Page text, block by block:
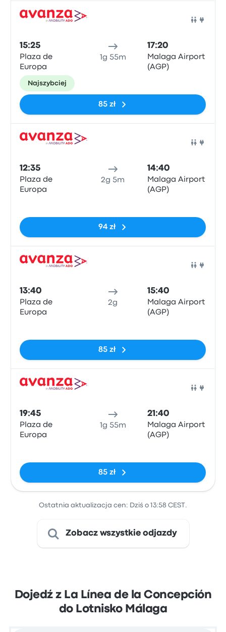
15:25
Plaza de
Europa
1g 55m
17:20
Malaga Airport
(AGP)
Najszybciej
85 zł
12:35
Plaza de
Europa
2g 5m
14:40
Malaga Airport
(AGP)
94 zł
13:40
Plaza de
Europa
2g
15:40
Malaga Airport
(AGP)
85 zł
19:45
Plaza de
Europa
1g 55m
21:40
Malaga Airport
(AGP)
85 zł
Ostatnia aktualizacja cen: Dziś o 13:58 CEST.
Zobacz wszystkie odjazdy
Dojedź z La Línea de la Concepción
do Lotnisko Málaga